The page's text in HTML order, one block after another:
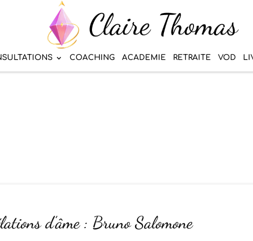
COACHING ACADEMIE RETRAITE VOD
d’âme : Bruno Salomone